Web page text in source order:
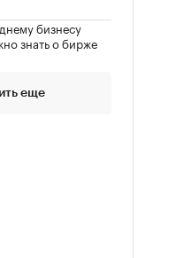
бизнесу
знать о бирже
еще